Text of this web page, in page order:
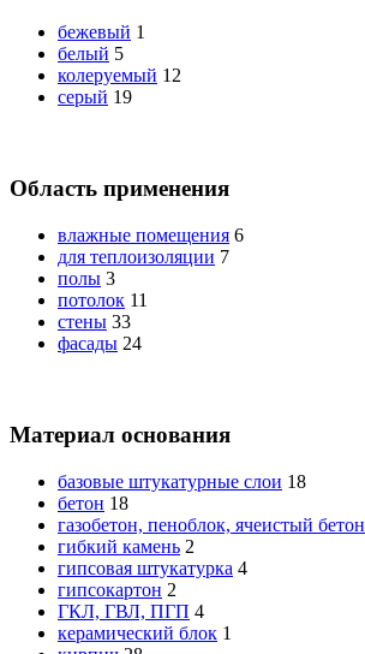
бежевый 1
белый 5
колеруемый 12
серый 19
Область применения
влажные помещения 6
для теплоизоляции 7
полы 3
потолок 11
стены 33
фасады 24
Материал основания
базовые штукатурные слои 18
бетон 18
газобетон, пеноблок, ячеистый бетон
гибкий камень 2
гипсовая штукатурка 4
гипсокартон 2
ГКЛ, ГВЛ, ПГП 4
керамический блок 1